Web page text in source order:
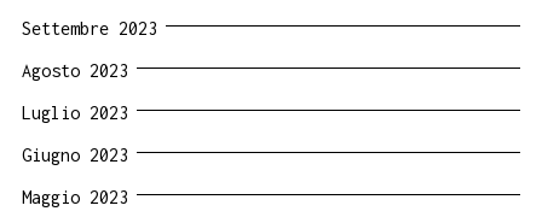
Settembre 2023
Agosto 2023
Luglio 2023
Giugno 2023
Maggio 2023